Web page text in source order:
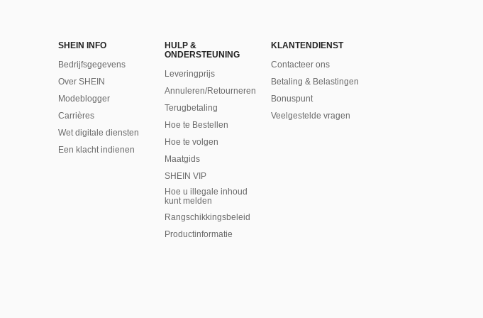
SHEIN INFO
Bedrijfsgegevens
Over SHEIN
Modeblogger
Carrières
Wet digitale diensten
Een klacht indienen
HULP &
ONDERSTEUNING
Leveringprijs
Annuleren/Retourneren
Terugbetaling
Hoe te Bestellen
Hoe te volgen
Maatgids
SHEIN VIP
Hoe u illegale inhoud
kunt melden
Rangschikkingsbeleid
​Productinformatie
KLANTENDIENST
Contacteer ons
Betaling & Belastingen
Bonuspunt
Veelgestelde vragen